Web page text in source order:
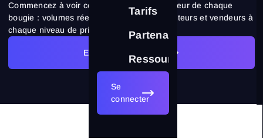
Tarifs
Partenariat
Ressources
Se
connecter
Commencez à voir ce qui se passe à l'intérieur de chaque
bougie : volumes réels et initiative des acheteurs et vendeurs à
chaque niveau de prix
Essayer gratuitement